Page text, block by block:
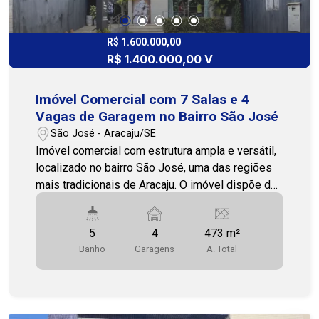
anúncio passaram por ajustes visuais para
melhor apresentação do imóvel, podendo não
representar de forma totalmente fidedigna o
estado atual do espaço. Recomendamos a visita
do imóvel. Entre em contato para mais
informações e agende sua visita! Cohab
Premium Imobiliária - PJ 208 (79) 3231-3231
R$ 1.600.000,00
R$ 1.400.000,00 V
Imóvel Comercial com 7 Salas e 4
Vagas de Garagem no Bairro São José
São José - Aracaju/SE
Imóvel comercial com estrutura ampla e versátil,
localizado no bairro São José, uma das regiões
mais tradicionais de Aracaju. O imóvel dispõe de
recepção, sete salas que permitem diferentes
configurações de uso, sendo uma delas com
banheiro privativo. Conta ainda com cinco
banheiros distribuídos pelo imóvel,
proporcionando praticidade para colaboradores,
5
Banho
4
Garagens
473 m²
A. Total